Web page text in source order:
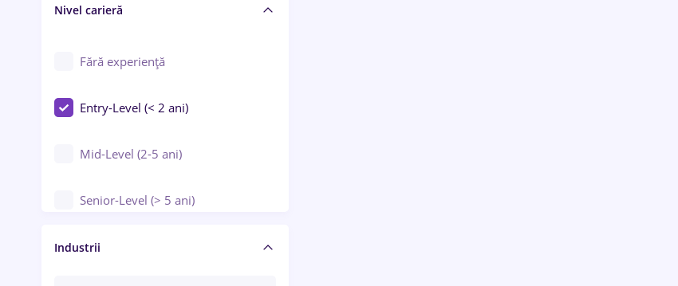
Educație / Training / Arte
Nivel carieră
Fără experiență
Entry-Level (< 2 ani)
Mid-Level (2-5 ani)
Senior-Level (> 5 ani)
Manager / Executiv
Industrii